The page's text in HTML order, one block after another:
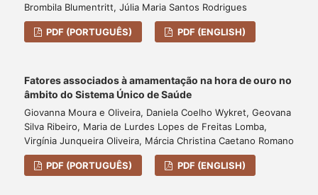
Brombila Blumentritt, Júlia Maria Santos Rodrigues
PDF (PORTUGUÊS) PDF (ENGLISH)
Fatores associados à amamentação na hora de ouro no
âmbito do Sistema Único de Saúde
Giovanna Moura e Oliveira, Daniela Coelho Wykret, Geovana
Silva Ribeiro, Maria de Lurdes Lopes de Freitas Lomba,
Virgínia Junqueira Oliveira, Márcia Christina Caetano Romano
PDF (PORTUGUÊS) PDF (ENGLISH)